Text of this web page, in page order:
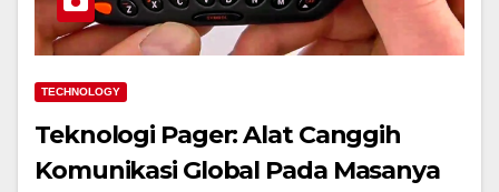
TECHNOLOGY
Teknologi Pager: Alat Canggih
Komunikasi Global Pada Masanya